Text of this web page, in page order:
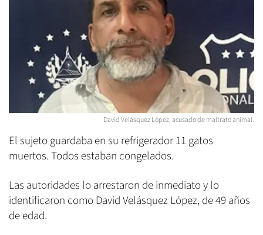
David Velásquez López, acusado de maltrato animal.
El sujeto guardaba en su refrigerador 11 gatos
muertos. Todos estaban congelados.
Las autoridades lo arrestaron de inmediato y lo
identificaron como David Velásquez López, de 49 años
de edad.